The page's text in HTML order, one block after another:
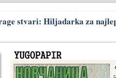
stvari: Hiljadarka za